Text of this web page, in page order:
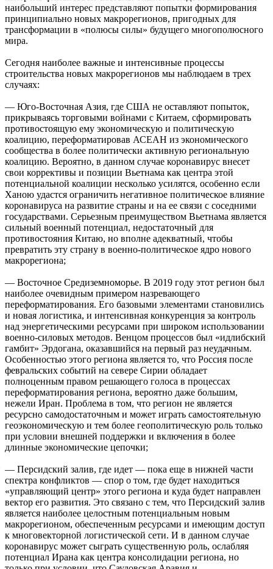
наибольший интерес представляют попытки формирования
принципиально новых макрорегионов, пригодных для
трансформации в «полюсы силы» будущего многополюсного
мира.
Сегодня наиболее важные и интенсивные процессы
строительства новых макрорегионов мы наблюдаем в трех
случаях:
— Юго-Восточная Азия, где США не оставляют попыток,
прикрываясь торговыми войнами с Китаем, сформировать
противостоящую ему экономическую и политическую
коалицию, переформатировав АСЕАН из экономического
сообщества в более политически активную региональную
коалицию. Вероятно, в данном случае коронавирус внесет
свои коррективы и позиции Вьетнама как центра этой
потенциальной коалиции несколько усилятся, особенно если
Ханою удастся ограничить негативное политическое влияние
коронавируса на развитие страны и на ее связи с соседними
государствами. Серьезным преимуществом Вьетнама является
сильный военный потенциал, недостаточный для
противостояния Китаю, но вполне адекватный, чтобы
превратить эту страну в военно-политическое ядро нового
макрорегиона;
— Восточное Средиземноморье. В 2019 году этот регион был
наиболее очевидным примером назревающего
переформатирования. Его базовыми элементами становились
и новая логистика, и интенсивная конкуренция за контроль
над энергетическими ресурсами при широком использовании
военно-силовых методов. Венцом процессов был «идлибский
гамбит» Эрдогана, оказавшийся на первый раз неудачным.
Особенностью этого региона является то, что Россия после
февральских событий на севере Сирии обладает
полноценным правом решающего голоса в процессах
переформатирования региона, вероятно даже большим,
нежели Иран. Проблема в том, что регион не является
ресурсно самодостаточным и может играть самостоятельную
геоэкономическую и тем более геополитическую роль только
при условии внешней поддержки и включения в более
длинные экономические цепочки;
— Персидский залив, где идет — пока еще в нижней части
спектра конфликтов — спор о том, где будет находиться
«управляющий центр» этого региона и куда будет направлен
вектор его развития. Это связано с тем, что Персидский залив
является наиболее целостным потенциальным новым
макрорегионом, обеспеченным ресурсами и имеющим доступ
к многовекторной логистической сети. И в данном случае
коронавирус может сыграть существенную роль, ослабляя
потенциал Ирана как центра консолидации региона, но